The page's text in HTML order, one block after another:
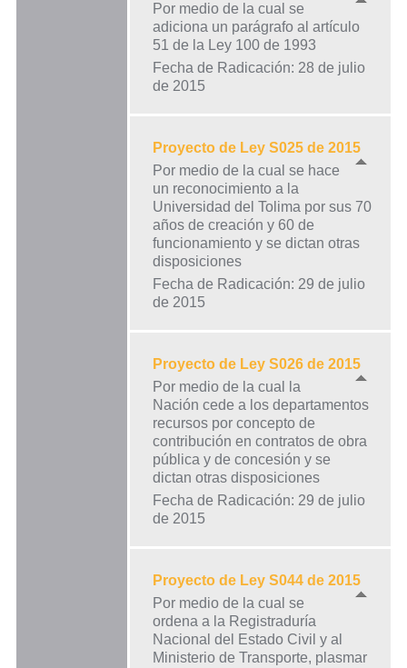
Por medio de la cual se
adiciona un parágrafo al artículo
51 de la Ley 100 de 1993
Fecha de Radicación: 28 de julio
de 2015
Proyecto de Ley S025 de 2015
Por medio de la cual se hace
un reconocimiento a la
Universidad del Tolima por sus 70
años de creación y 60 de
funcionamiento y se dictan otras
disposiciones
Fecha de Radicación: 29 de julio
de 2015
Proyecto de Ley S026 de 2015
Por medio de la cual la
Nación cede a los departamentos
recursos por concepto de
contribución en contratos de obra
pública y de concesión y se
dictan otras disposiciones
Fecha de Radicación: 29 de julio
de 2015
Proyecto de Ley S044 de 2015
Por medio de la cual se
ordena a la Registraduría
Nacional del Estado Civil y al
Ministerio de Transporte, plasmar